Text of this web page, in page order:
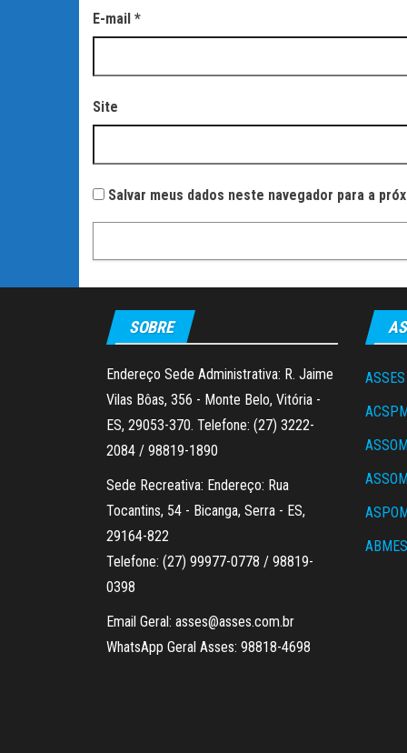
E-mail *
Site
Salvar meus dados neste navegador para a
SOBRE
Endereço Sede Administrativa: R. Jaime
Vilas Bôas, 356 - Monte Belo, Vitória -
ES, 29053-370. Telefone: (27) 3222-
2084 / 98819-1890
Sede Recreativa: Endereço: Rua
Tocantins, 54 - Bicanga, Serra - ES,
29164-822
Telefone: (27) 99977-0778 / 98819-
0398
Email Geral: asses@asses.com.br
WhatsApp Geral Asses: 98818-4698
ASSES
ABMES